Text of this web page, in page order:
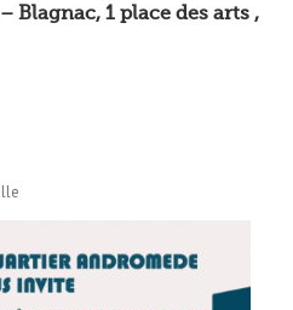
– Blagnac, 1 place des arts ,